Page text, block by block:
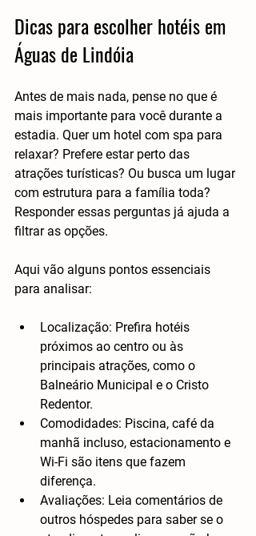
Dicas para escolher hotéis em
Águas de Lindóia
Antes de mais nada, pense no que é
mais importante para você durante a
estadia. Quer um hotel com spa para
relaxar? Prefere estar perto das
atrações turísticas? Ou busca um lugar
com estrutura para a família toda?
Responder essas perguntas já ajuda a
filtrar as opções.
Aqui vão alguns pontos essenciais
para analisar:
Localização: Prefira hotéis
próximos ao centro ou às
principais atrações, como o
Balneário Municipal e o Cristo
Redentor.
Comodidades: Piscina, café da
manhã incluso, estacionamento e
Wi-Fi são itens que fazem
diferença.
Avaliações: Leia comentários de
outros hóspedes para saber se o